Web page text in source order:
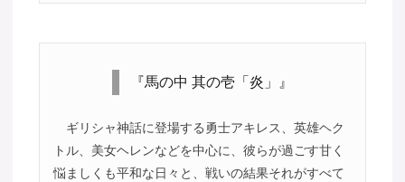
『馬の中 其の壱「炎」』
ギリシャ神話に登場する勇士アキレス、英雄ヘク
トル、美女ヘレンなどを中心に、彼らが過ごす甘く
悩ましくも平和な日々と、戦いの結果それがすべて